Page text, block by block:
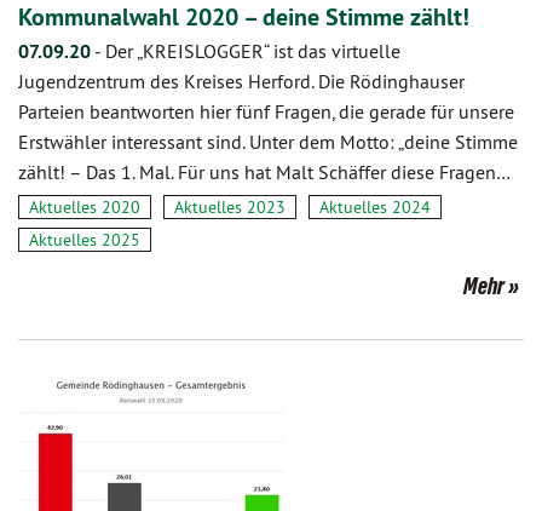
Kommunalwahl 2020 – deine Stimme zählt!
07.09.20 - Der „KREISLOGGER“ ist das virtuelle
Jugendzentrum des Kreises Herford. Die Rödinghauser
Parteien beantworten hier fünf Fragen, die gerade für unsere
Erstwähler interessant sind. Unter dem Motto: „deine Stimme
zählt! – Das 1. Mal. Für uns hat Malt Schäffer diese Fragen…
Aktuelles 2020 Aktuelles 2023
Aktuelles 2024
Aktuelles 2025
Mehr